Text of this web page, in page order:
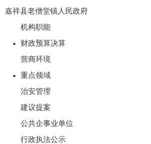
嘉祥县老僧堂镇人民政府
机构职能
财政预算决算
营商环境
重点领域
治安管理
建议提案
公共企事业单位
行政执法公示